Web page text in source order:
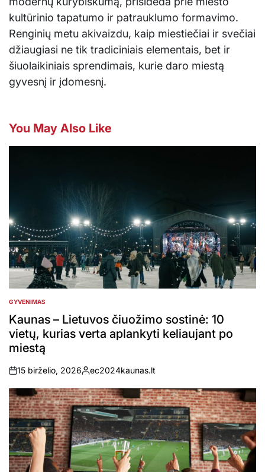
kultūrinio tapatumo ir patrauklumo formavimo.
Renginių metu akivaizdu, kaip miestiečiai ir svečiai
džiaugiasi ne tik tradiciniais elementais, bet ir
šiuolaikiniais sprendimais, kurie daro miestą
gyvesnį ir įdomesnį.
You May Also Like
POSTED
IN
GYVENIMAS
Kaunas – Lietuvos čiuožimo sostinė: 10
vietų, kurias verta aplankyti keliaujant po
miestą
on
15 birželio, 2026
Posted
by
ec2024kaunas.lt